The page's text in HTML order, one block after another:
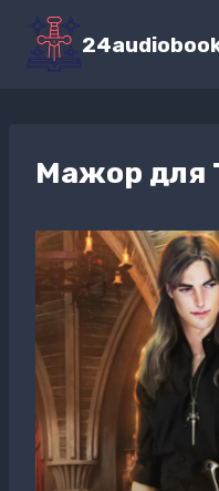
Перейти
содержимому
Мажор для